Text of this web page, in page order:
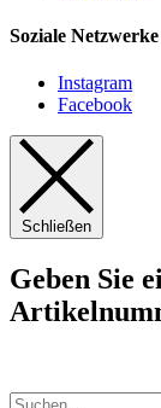
Soziale Netzwerke
Instagram
Facebook
Schließen
Geben Sie